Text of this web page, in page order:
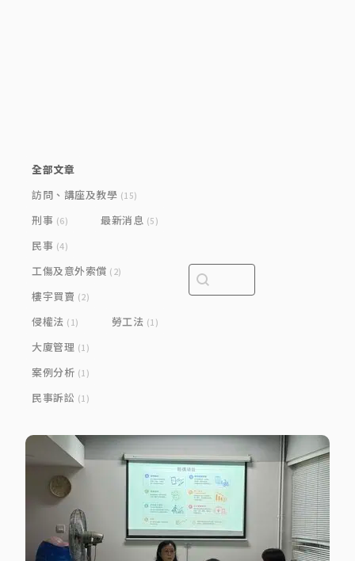
Category
全部文章
訪問、講座及教學 (15)
刑事 (6) 最新消息 (5)
民事 (4)
工傷及意外索償 (2)
樓宇買賣 (2)
侵權法 (1) 勞工法 (1)
大廈管理 (1)
案例分析 (1)
民事訴訟 (1)
Search bar
Search content